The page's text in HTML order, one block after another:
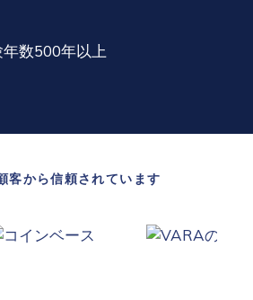
数500年以上
客から信頼されています